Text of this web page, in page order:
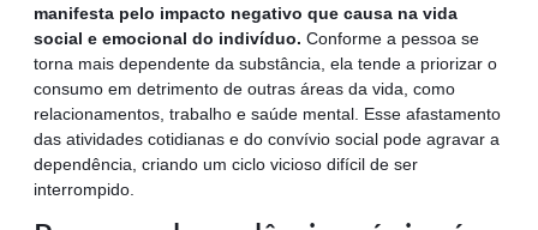
manifesta pelo impacto negativo que causa na vida
social e emocional do indivíduo. Conforme a pessoa se
torna mais dependente da substância, ela tende a priorizar o
consumo em detrimento de outras áreas da vida, como
relacionamentos, trabalho e saúde mental. Esse afastamento
das atividades cotidianas e do convívio social pode agravar a
dependência, criando um ciclo vicioso difícil de ser
interrompido.